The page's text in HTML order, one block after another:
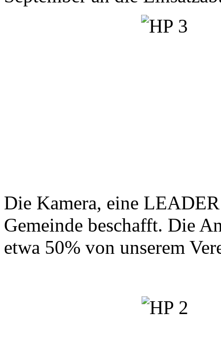
Die Kamera, eine
Gemeinde beschafft. Die
etwa 50% von unserem